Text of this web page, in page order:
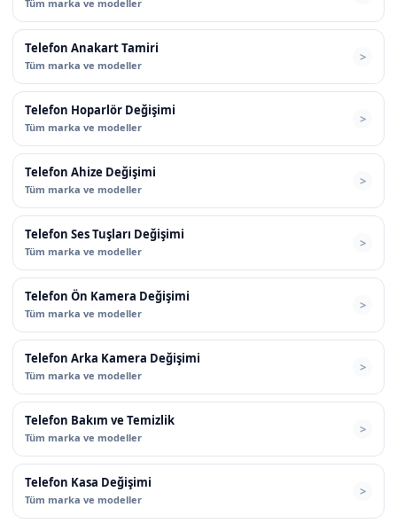
Tüm marka ve modeller
Telefon Anakart Tamiri
Tüm marka ve modeller
Telefon Hoparlör Değişimi
Tüm marka ve modeller
Telefon Ahize Değişimi
Tüm marka ve modeller
Telefon Ses Tuşları Değişimi
Tüm marka ve modeller
Telefon Ön Kamera Değişimi
Tüm marka ve modeller
Telefon Arka Kamera Değişimi
Tüm marka ve modeller
Telefon Bakım ve Temizlik
Tüm marka ve modeller
Telefon Kasa Değişimi
Tüm marka ve modeller